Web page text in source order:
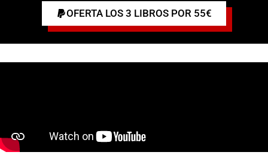
OFERTA LOS 3 LIBROS POR 55€